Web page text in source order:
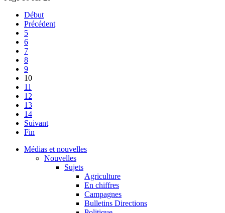
Début
Précédent
5
6
7
8
9
10
11
12
13
14
Suivant
Fin
Médias et nouvelles
Nouvelles
Sujets
Agriculture
En chiffres
Campagnes
Bulletins Directions